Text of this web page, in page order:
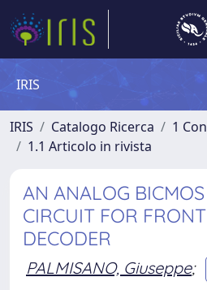
IRIS
IRIS Catalogo Ricerca
1
1.1 Articolo in rivista
AN ANALOG
CIRCUIT FOR
DECODER
PALMISANO, Giuseppe;